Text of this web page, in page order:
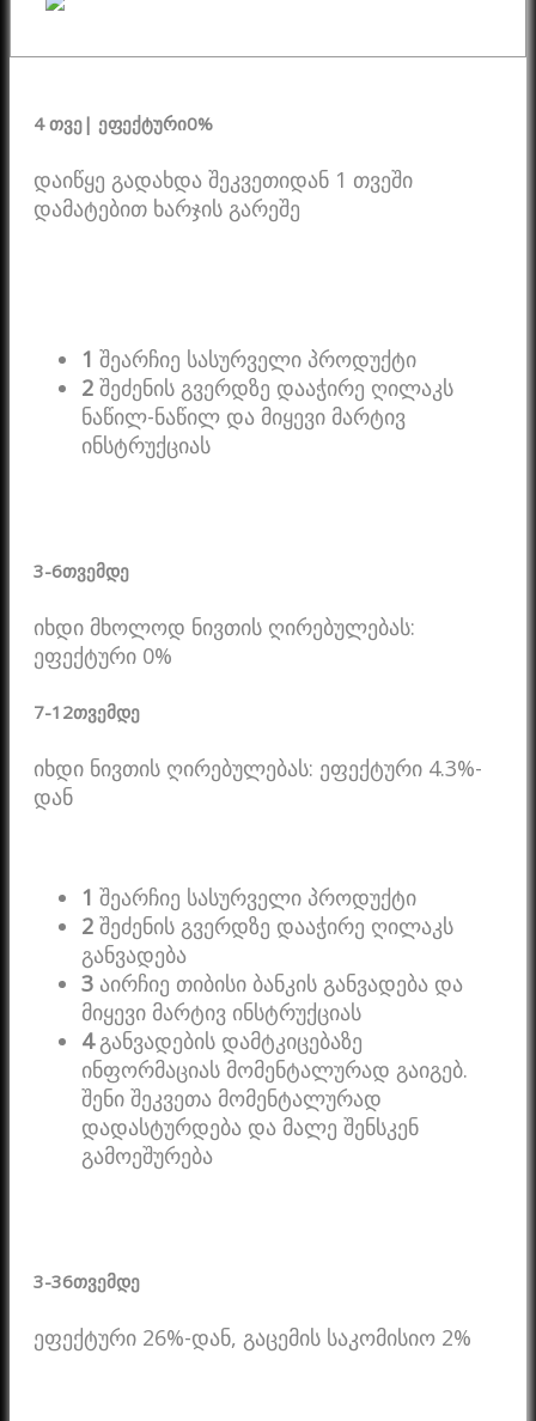
4 თვე| ეფექტური0%
დაიწყე გადახდა შეკვეთიდან 1 თვეში
დამატებით ხარჯის გარეშე
1 შეარჩიე სასურველი პროდუქტი
2 შეძენის გვერდზე დააჭირე ღილაკს
ნაწილ-ნაწილ და მიყევი მარტივ
ინსტრუქციას
3-6თვემდე
იხდი მხოლოდ ნივთის ღირებულებას:
ეფექტური 0%
7-12თვემდე
იხდი ნივთის ღირებულებას: ეფექტური 4.3%-
დან
1 შეარჩიე სასურველი პროდუქტი
2 შეძენის გვერდზე დააჭირე ღილაკს
განვადება
3 აირჩიე თიბისი ბანკის განვადება და
მიყევი მარტივ ინსტრუქციას
4განვადების დამტკიცებაზე
ინფორმაციას მომენტალურად გაიგებ.
შენი შეკვეთა მომენტალურად
დადასტურდება და მალე შენსკენ
გამოეშურება
3-36თვემდე
ეფექტური 26%-დან, გაცემის საკომისიო 2%